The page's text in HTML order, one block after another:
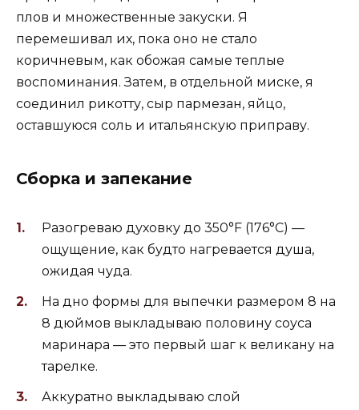
плов и множественные закуски. Я
перемешивал их, пока оно не стало
коричневым, как обожая самые теплые
воспоминания. Затем, в отдельной миске, я
соединил рикотту, сыр пармезан, яйцо,
оставшуюся соль и итальянскую приправу.
Сборка и запекание
Разогреваю духовку до 350°F (176°C) —
ощущение, как будто нагревается душа,
ожидая чуда.
На дно формы для выпечки размером 8 на
8 дюймов выкладываю половину соуса
маринара — это первый шаг к великану на
тарелке.
Аккуратно выкладываю слой